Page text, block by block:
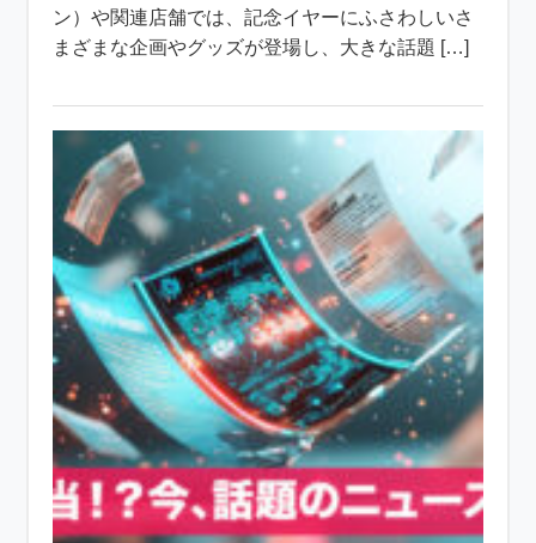
ン）や関連店舗では、記念イヤーにふさわしいさ
まざまな企画やグッズが登場し、大きな話題 […]